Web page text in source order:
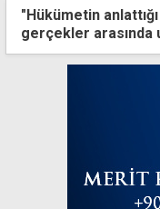
"Hükümetin
gerçekler arasında